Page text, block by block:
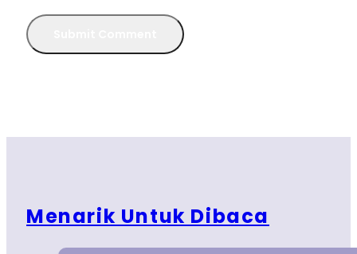
Menarik Untuk Dibaca